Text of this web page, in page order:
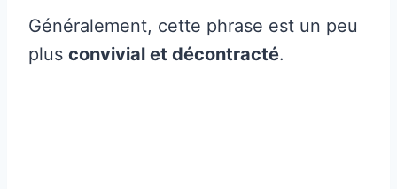
Généralement, cette phrase est un peu
plus convivial et décontracté.